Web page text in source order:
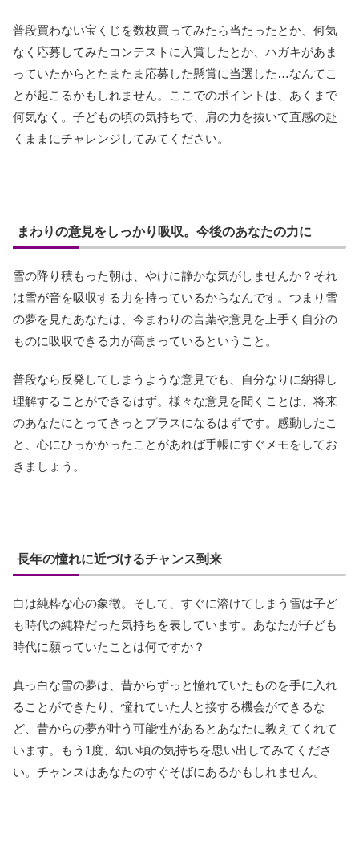
普段買わない宝くじを数枚買ってみたら当たったとか、何気
なく応募してみたコンテストに入賞したとか、ハガキがあま
っていたからとたまたま応募した懸賞に当選した…なんてこ
とが起こるかもしれません。ここでのポイントは、あくまで
何気なく。子どもの頃の気持ちで、肩の力を抜いて直感の赴
くままにチャレンジしてみてください。
まわりの意見をしっかり吸収。今後のあなたの力に
雪の降り積もった朝は、やけに静かな気がしませんか？それ
は雪が音を吸収する力を持っているからなんです。つまり雪
の夢を見たあなたは、今まわりの言葉や意見を上手く自分の
ものに吸収できる力が高まっているということ。
普段なら反発してしまうような意見でも、自分なりに納得し
理解することができるはず。様々な意見を聞くことは、将来
のあなたにとってきっとプラスになるはずです。感動したこ
と、心にひっかかったことがあれば手帳にすぐメモをしてお
きましょう。
長年の憧れに近づけるチャンス到来
白は純粋な心の象徴。そして、すぐに溶けてしまう雪は子ど
も時代の純粋だった気持ちを表しています。あなたが子ども
時代に願っていたことは何ですか？
真っ白な雪の夢は、昔からずっと憧れていたものを手に入れ
ることができたり、憧れていた人と接する機会ができるな
ど、昔からの夢が叶う可能性があるとあなたに教えてくれて
います。もう1度、幼い頃の気持ちを思い出してみてくださ
い。チャンスはあなたのすぐそばにあるかもしれません。